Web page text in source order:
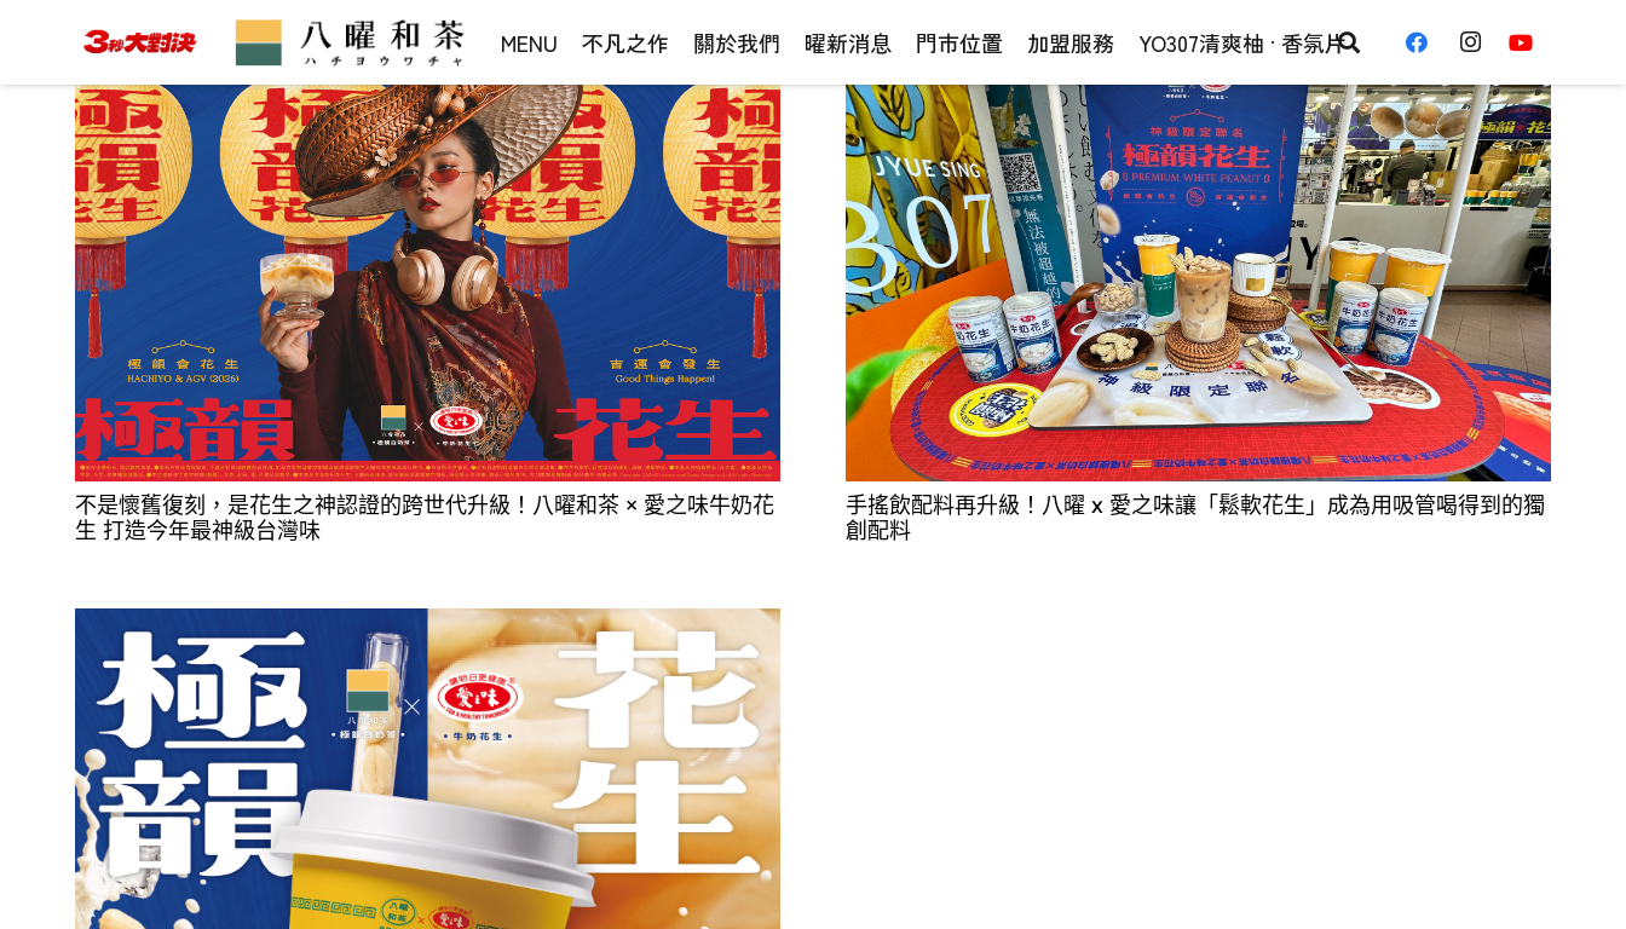
MENU 不凡之作 關於我們 曜新消息 門市位置 加盟服務 YO307清爽柚 · 香氛片
不是懷舊復刻，是花生之神認證的跨世代升級！八曜和茶 × 愛之味牛奶花
生 打造今年最神級台灣味
手搖飲配料再升級！八曜 x 愛之味讓「鬆軟花生」成為用吸管喝得到的獨
創配料